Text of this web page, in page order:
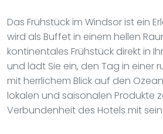
Das Frühstück im Windsor ist ein
wird als Buffet in einem hellen
kontinentales Frühstück direkt in
und lädt Sie ein, den Tag in einer
mit herrlichem Blick auf den
lokalen und saisonalen Produkte
Verbundenheit des Hotels mit